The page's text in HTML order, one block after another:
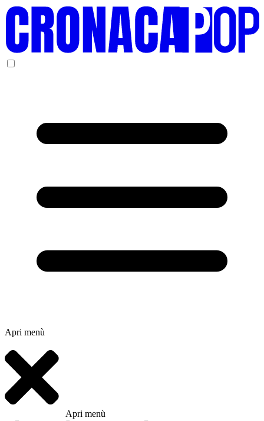
Apri menù
Apri menù